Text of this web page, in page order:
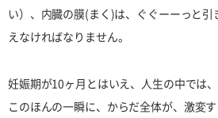
い）、内臓の膜(まく)は、ぐぐーーっと
えなければなりません。
妊娠期が10ヶ月とはいえ、人生の中では
このほんの一瞬に、からだ全体が、激変